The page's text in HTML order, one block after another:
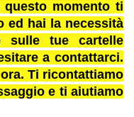
momento ti
hai la necessità
sulle tue cartelle
a contattarci.
Ti ricontattiamo
e ti aiutiamo